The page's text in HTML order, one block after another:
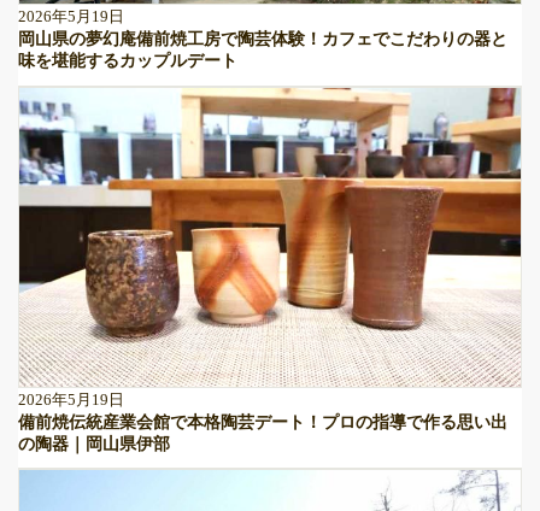
2026年5月19日
岡山県の夢幻庵備前焼工房で陶芸体験！カフェでこだわりの器と
味を堪能するカップルデート
2026年5月19日
備前焼伝統産業会館で本格陶芸デート！プロの指導で作る思い出
の陶器｜岡山県伊部